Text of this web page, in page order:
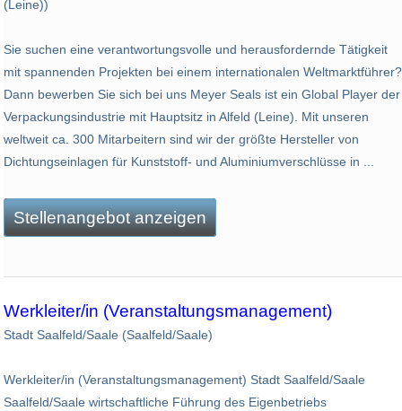
(Leine))
Sie suchen eine verantwortungsvolle und herausfordernde Tätigkeit
mit spannenden Projekten bei einem internationalen Weltmarktführer?
Dann bewerben Sie sich bei uns Meyer Seals ist ein Global Player der
Verpackungsindustrie mit Hauptsitz in Alfeld (Leine). Mit unseren
weltweit ca. 300 Mitarbeitern sind wir der größte Hersteller von
Dichtungseinlagen für Kunststoff- und Aluminiumverschlüsse in ...
Stellenangebot anzeigen
Werkleiter/in (Veranstaltungsmanagement)
Stadt Saalfeld/Saale (Saalfeld/Saale)
Werkleiter/in (Veranstaltungsmanagement) Stadt Saalfeld/Saale
Saalfeld/Saale wirtschaftliche Führung des Eigenbetriebs